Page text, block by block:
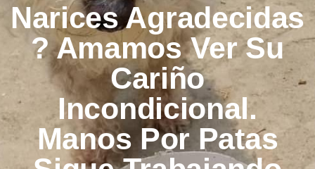
Narices Agradecidas
? Amamos Ver Su
Cariño
Incondicional.
Manos Por Patas